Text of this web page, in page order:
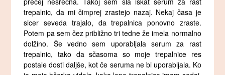
trepalnic, da mi čimprej zrastejo nazaj. Nekaj časa je
sicer seveda trajalo, da trepalnica ponovno zraste.
Potem pa sem čez približno tri tedne že imela normalno
dolžino. Še vedno sem uporabljala serum za rast
trepalnic, tako da sčasoma so moje trepalnice res
postale dosti daljše, kot če seruma ne bi uporabljala. Ko